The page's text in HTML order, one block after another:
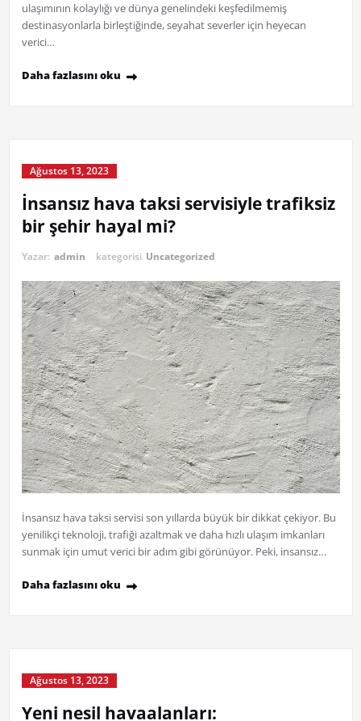
ulaşımının kolaylığı ve dünya genelindeki keşfedilmemiş
destinasyonlarla birleştiğinde, seyahat severler için heyecan
verici…
Daha fazlasını oku
Ağustos 13, 2023
İnsansız hava taksi servisiyle trafiksiz
bir şehir hayal mi?
Yazar: admin kategorisi Uncategorized
İnsansız hava taksi servisi son yıllarda büyük bir dikkat çekiyor. Bu
yenilikçi teknoloji, trafiği azaltmak ve daha hızlı ulaşım imkanları
sunmak için umut verici bir adım gibi görünüyor. Peki, insansız…
Daha fazlasını oku
Ağustos 13, 2023
Yeni nesil havaalanları: